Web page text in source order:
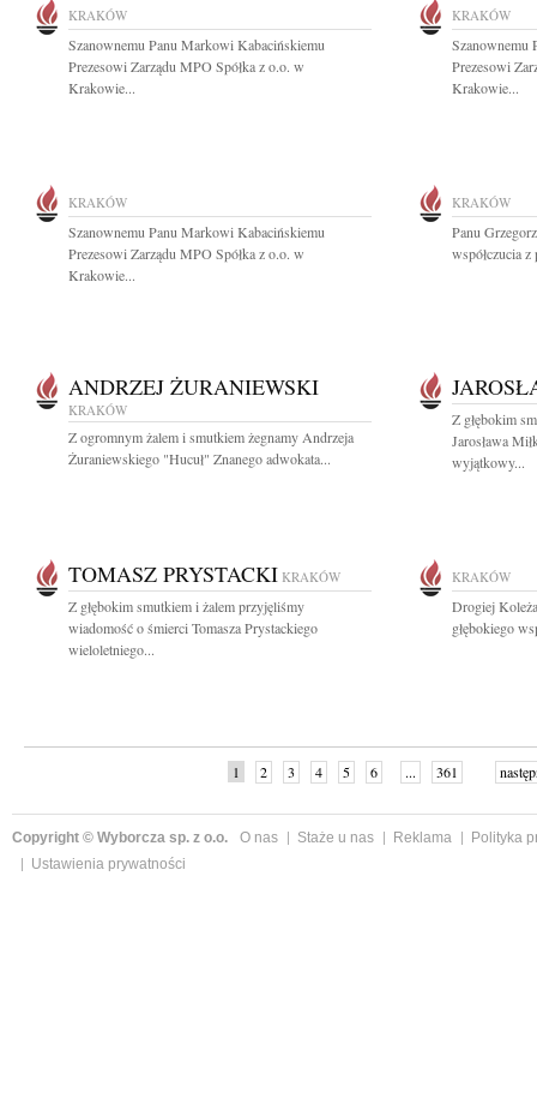
KRAKÓW
Szanownemu Panu Markowi Kabacińskiemu
Prezesowi Zarządu MPO Spółka z o.o. w
Krakowie...
KRAKÓW
Szanownemu
Prezesowi
Krakowie...
KRAKÓW
Szanownemu Panu Markowi Kabacińskiemu
Prezesowi Zarządu MPO Spółka z o.o. w
Krakowie...
KRAKÓW
Panu
współczucia
ANDRZEJ ŻURANIEWSKI
KRAKÓW
Z ogromnym żalem i smutkiem żegnamy Andrzeja
Żuraniewskiego "Hucuł" Znanego adwokata...
Z głębokim
Jarosława
wyjątkowy...
TOMASZ PRYSTACKI KRAKÓW
Z głębokim smutkiem i żalem przyjęliśmy
wiadomość o śmierci Tomasza Prystackiego
wieloletniego...
KRAKÓW
Drogiej
głębokiego
1 2 3 4 5 6 ... 361
Copyright © Wyborcza sp. z o.o. O nas Staże u nas Reklama
Polityka
Ustawienia prywatności